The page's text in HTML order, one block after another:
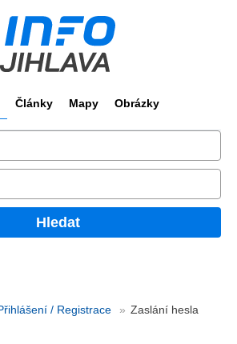
Články Mapy Obrázky
Hledat
/ Registrace Zaslání hesla